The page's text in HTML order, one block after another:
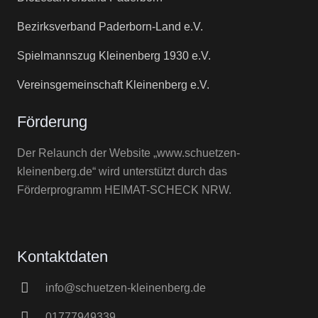
Bezirksverband Paderborn-Land e.V.
Spielmannszug Kleinenberg 1930 e.V.
Vereinsgemeinschaft Kleinenberg e.V.
Förderung
Der Relaunch der Website „www.schuetzen-
kleinenberg.de“ wird unterstützt durch das
Förderprogramm HEIMAT-SCHECK NRW.
Kontaktdaten
info@schuetzen-kleinenberg.de